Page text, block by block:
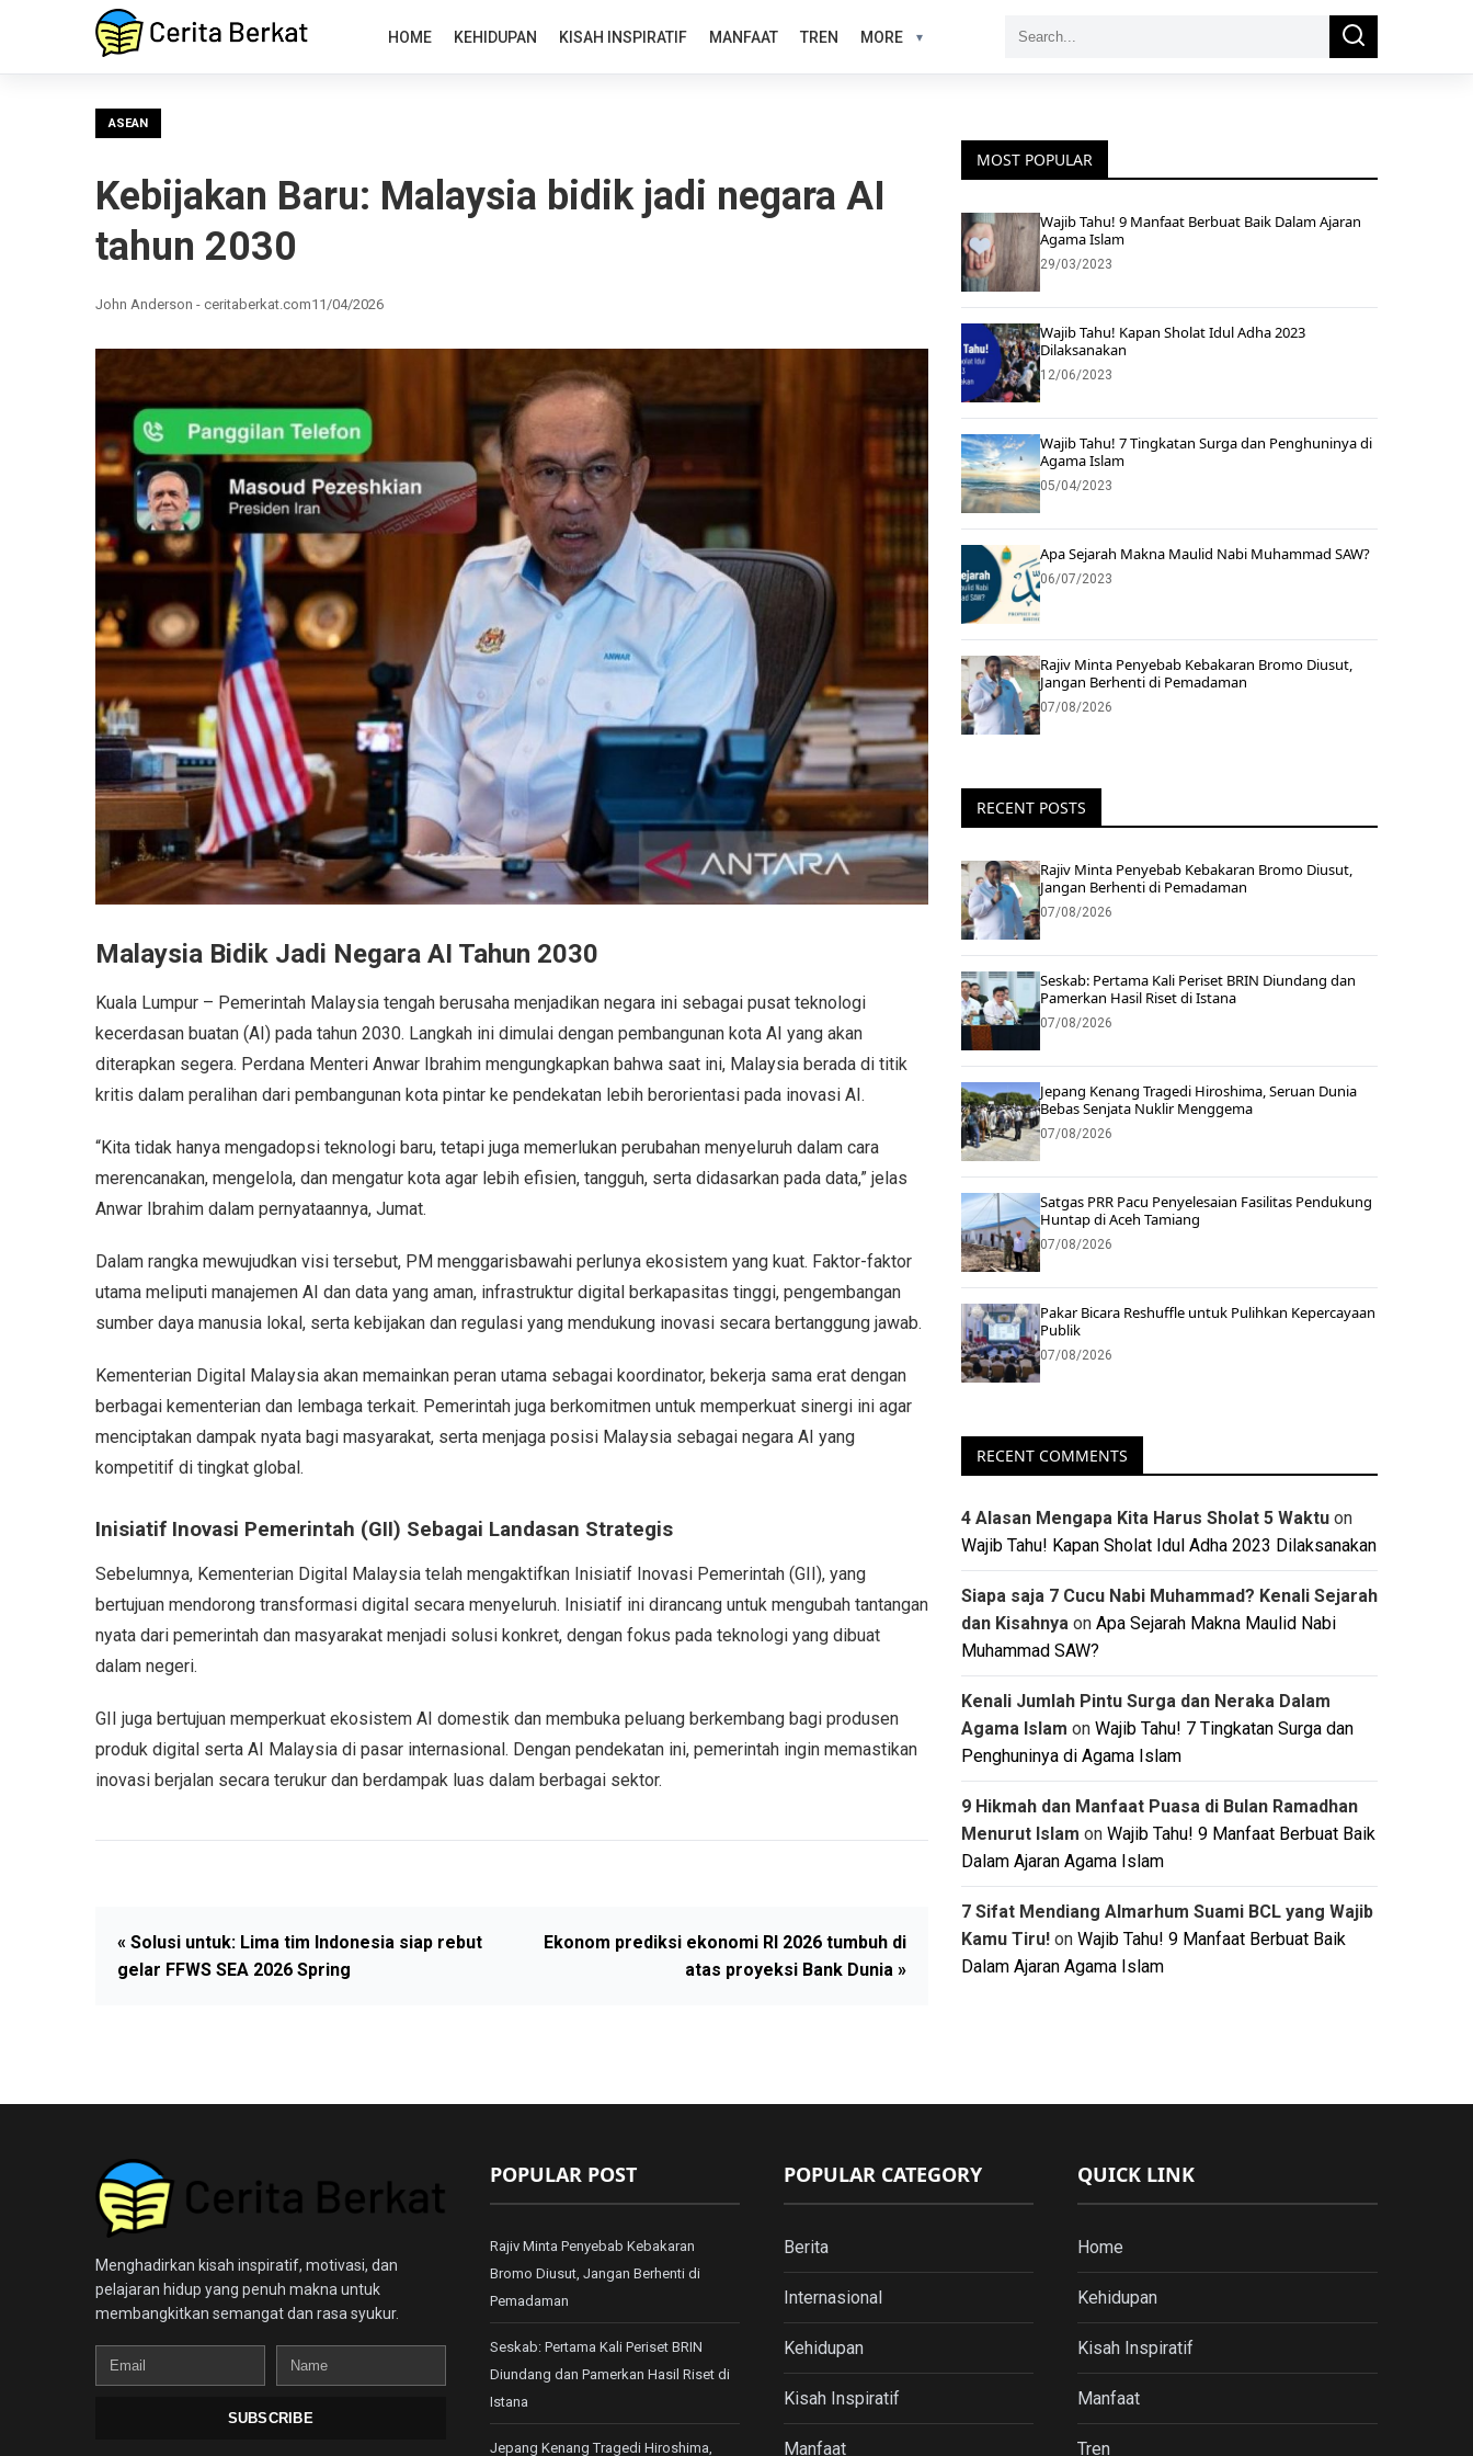
HOME KEHIDUPAN KISAH INSPIRATIF MANFAAT TREN MORE
Search
Search
ASEAN
Kebijakan Baru: Malaysia bidik jadi negara AI
tahun 2030
John Anderson - ceritaberkat.com11/04/2026
Malaysia Bidik Jadi Negara AI Tahun 2030
Kuala Lumpur – Pemerintah Malaysia tengah berusaha menjadikan negara ini sebagai pusat teknologi
kecerdasan buatan (AI) pada tahun 2030. Langkah ini dimulai dengan pembangunan kota AI yang akan
diterapkan segera. Perdana Menteri Anwar Ibrahim mengungkapkan bahwa saat ini, Malaysia berada di titik
kritis dalam peralihan dari pembangunan kota pintar ke pendekatan lebih berorientasi pada inovasi AI.
“Kita tidak hanya mengadopsi teknologi baru, tetapi juga memerlukan perubahan menyeluruh dalam cara
merencanakan, mengelola, dan mengatur kota agar lebih efisien, tangguh, serta didasarkan pada data,” jelas
Anwar Ibrahim dalam pernyataannya, Jumat.
Dalam rangka mewujudkan visi tersebut, PM menggarisbawahi perlunya ekosistem yang kuat. Faktor-faktor
utama meliputi manajemen AI dan data yang aman, infrastruktur digital berkapasitas tinggi, pengembangan
sumber daya manusia lokal, serta kebijakan dan regulasi yang mendukung inovasi secara bertanggung jawab.
Kementerian Digital Malaysia akan memainkan peran utama sebagai koordinator, bekerja sama erat dengan
berbagai kementerian dan lembaga terkait. Pemerintah juga berkomitmen untuk memperkuat sinergi ini agar
menciptakan dampak nyata bagi masyarakat, serta menjaga posisi Malaysia sebagai negara AI yang
kompetitif di tingkat global.
Inisiatif Inovasi Pemerintah (GII) Sebagai Landasan Strategis
Sebelumnya, Kementerian Digital Malaysia telah mengaktifkan Inisiatif Inovasi Pemerintah (GII), yang
bertujuan mendorong transformasi digital secara menyeluruh. Inisiatif ini dirancang untuk mengubah tantangan
nyata dari pemerintah dan masyarakat menjadi solusi konkret, dengan fokus pada teknologi yang dibuat
dalam negeri.
GII juga bertujuan memperkuat ekosistem AI domestik dan membuka peluang berkembang bagi produsen
produk digital serta AI Malaysia di pasar internasional. Dengan pendekatan ini, pemerintah ingin memastikan
inovasi berjalan secara terukur dan berdampak luas dalam berbagai sektor.
« Solusi untuk: Lima tim Indonesia siap rebut
gelar FFWS SEA 2026 Spring
Ekonom prediksi ekonomi RI 2026 tumbuh di
atas proyeksi Bank Dunia »
MOST POPULAR
Wajib Tahu! 9 Manfaat Berbuat Baik Dalam Ajaran
Agama Islam
29/03/2023
Wajib Tahu! Kapan Sholat Idul Adha 2023
Dilaksanakan
12/06/2023
Wajib Tahu! 7 Tingkatan Surga dan Penghuninya di
Agama Islam
05/04/2023
Apa Sejarah Makna Maulid Nabi Muhammad SAW?
06/07/2023
Rajiv Minta Penyebab Kebakaran Bromo Diusut,
Jangan Berhenti di Pemadaman
07/08/2026
RECENT POSTS
Rajiv Minta Penyebab Kebakaran Bromo Diusut,
Jangan Berhenti di Pemadaman
07/08/2026
Seskab: Pertama Kali Periset BRIN Diundang dan
Pamerkan Hasil Riset di Istana
07/08/2026
Jepang Kenang Tragedi Hiroshima, Seruan Dunia
Bebas Senjata Nuklir Menggema
07/08/2026
Satgas PRR Pacu Penyelesaian Fasilitas Pendukung
Huntap di Aceh Tamiang
07/08/2026
Pakar Bicara Reshuffle untuk Pulihkan Kepercayaan
Publik
07/08/2026
RECENT COMMENTS
4 Alasan Mengapa Kita Harus Sholat 5 Waktu on
Wajib Tahu! Kapan Sholat Idul Adha 2023 Dilaksanakan
Siapa saja 7 Cucu Nabi Muhammad? Kenali Sejarah
dan Kisahnya on Apa Sejarah Makna Maulid Nabi
Muhammad SAW?
Kenali Jumlah Pintu Surga dan Neraka Dalam
Agama Islam on Wajib Tahu! 7 Tingkatan Surga dan
Penghuninya di Agama Islam
9 Hikmah dan Manfaat Puasa di Bulan Ramadhan
Menurut Islam on Wajib Tahu! 9 Manfaat Berbuat Baik
Dalam Ajaran Agama Islam
7 Sifat Mendiang Almarhum Suami BCL yang Wajib
Kamu Tiru! on Wajib Tahu! 9 Manfaat Berbuat Baik
Dalam Ajaran Agama Islam
Menghadirkan kisah inspiratif, motivasi, dan
pelajaran hidup yang penuh makna untuk
membangkitkan semangat dan rasa syukur.
Email
Name
SUBSCRIBE
POPULAR POST
Rajiv Minta Penyebab Kebakaran
Bromo Diusut, Jangan Berhenti di
Pemadaman
Seskab: Pertama Kali Periset BRIN
Diundang dan Pamerkan Hasil Riset di
Istana
Jepang Kenang Tragedi Hiroshima,
POPULAR CATEGORY
Berita
Internasional
Kehidupan
Kisah Inspiratif
Manfaat
QUICK LINK
Home
Kehidupan
Kisah Inspiratif
Manfaat
Tren